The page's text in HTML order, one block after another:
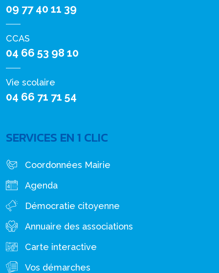
09 77 40 11 39
CCAS
04 66 53 98 10
Vie scolaire
04 66 71 71 54
SERVICES EN 1 CLIC
Coordonnées Mairie
Agenda
Démocratie citoyenne
Annuaire des associations
Carte interactive
Vos démarches